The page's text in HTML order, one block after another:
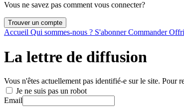
Vous ne savez pas comment vous connecter?
Accueil Qui sommes-nous ? S'abonnerCommander
La lettre de diffusion
Vous n'êtes actuellement pas identifié-e sur le site.
Je ne suis pas un robot
Email